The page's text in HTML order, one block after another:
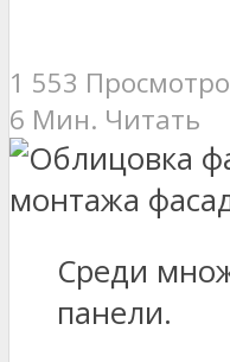
1 553
6 Мин. Читать
Среди
панели.